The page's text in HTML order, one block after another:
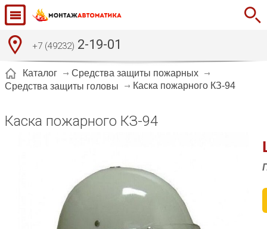
+7 (49232) 2-19-01
Каталог
Средства защиты пожарных
Средства защиты головы
Каска пожарного КЗ-94
Каска пожарного КЗ-94